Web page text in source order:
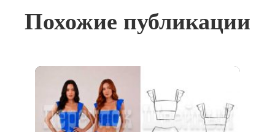
Похожие публикации